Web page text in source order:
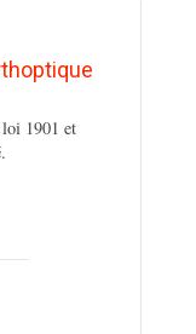
1901 et